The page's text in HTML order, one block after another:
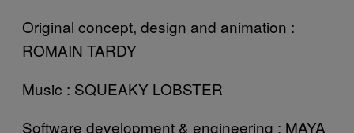
Original concept, design and animation :
ROMAIN TARDY
Music : SQUEAKY LOBSTER
Software development & engineering : MAYA